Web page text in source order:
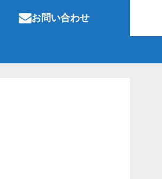
お問い合わせ